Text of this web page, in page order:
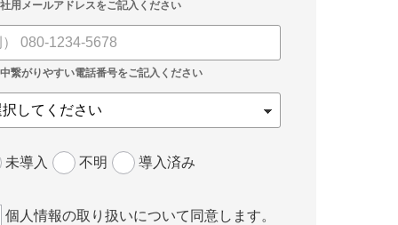
未導入 不明 導入済み
個人情報の取り扱いについて同意します。